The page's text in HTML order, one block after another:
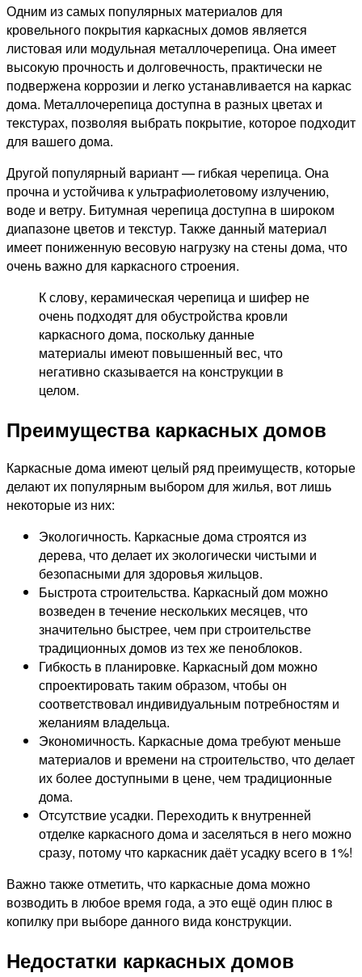
Одним из самых популярных материалов для
кровельного покрытия каркасных домов является
листовая или модульная металлочерепица. Она имеет
высокую прочность и долговечность, практически не
подвержена коррозии и легко устанавливается на каркас
дома. Металлочерепица доступна в разных цветах и
текстурах, позволяя выбрать покрытие, которое подходит
для вашего дома.
Другой популярный вариант — гибкая черепица. Она
прочна и устойчива к ультрафиолетовому излучению,
воде и ветру. Битумная черепица доступна в широком
диапазоне цветов и текстур. Также данный материал
имеет пониженную весовую нагрузку на стены дома, что
очень важно для каркасного строения.
К слову, керамическая черепица и шифер не
очень подходят для обустройства кровли
каркасного дома, поскольку данные
материалы имеют повышенный вес, что
негативно сказывается на конструкции в
целом.
Преимущества каркасных домов
Каркасные дома имеют целый ряд преимуществ, которые
делают их популярным выбором для жилья, вот лишь
некоторые из них:
Экологичность. Каркасные дома строятся из
дерева, что делает их экологически чистыми и
безопасными для здоровья жильцов.
Быстрота строительства. Каркасный дом можно
возведен в течение нескольких месяцев, что
значительно быстрее, чем при строительстве
традиционных домов из тех же пеноблоков.
Гибкость в планировке. Каркасный дом можно
спроектировать таким образом, чтобы он
соответствовал индивидуальным потребностям и
желаниям владельца.
Экономичность. Каркасные дома требуют меньше
материалов и времени на строительство, что делает
их более доступными в цене, чем традиционные
дома.
Отсутствие усадки. Переходить к внутренней
отделке каркасного дома и заселяться в него можно
сразу, потому что каркасник даёт усадку всего в 1%!
Важно также отметить, что каркасные дома можно
возводить в любое время года, а это ещё один плюс в
копилку при выборе данного вида конструкции.
Недостатки каркасных домов